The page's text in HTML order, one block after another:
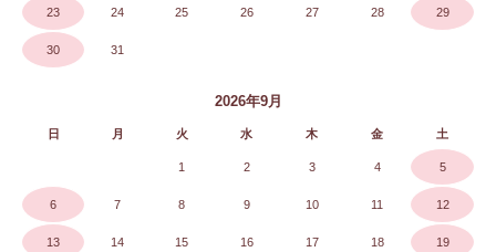
23 24 25 26 27 28 29
30 31
2026年9月
日 月 火 水 木 金 土
1 2 3 4 5
6 7 8 9 10 11 12
13 14 15 16 17 18 19